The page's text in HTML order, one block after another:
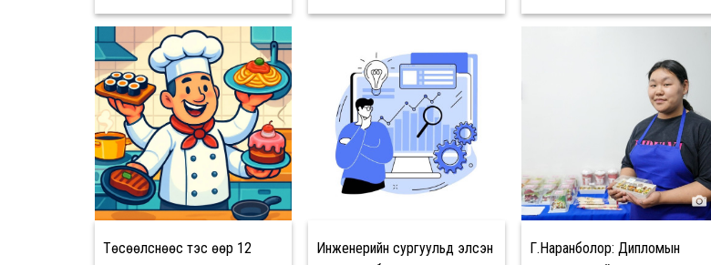
Төсөөлснөөс тэс өөр 12
Инженерийн сургуульд элсэн
Г.Наранболор: Дипломын